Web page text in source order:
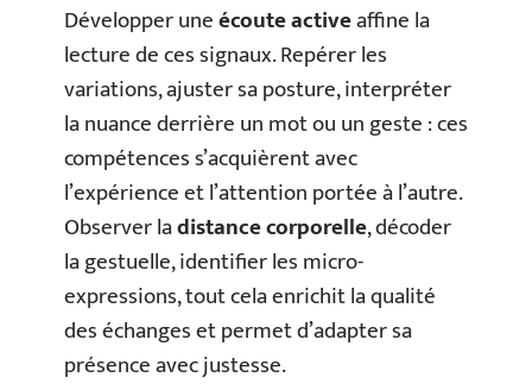
Développer uneécoute activeaffine la
lecture de ces signaux. Repérer les
variations, ajuster sa posture, interpréter
la nuance derrière un mot ou un geste : ces
compétences s’acquièrent avec
l’expérience et l’attention portée à l’autre.
Observer ladistance corporelle, décoder
la gestuelle, identifier les micro-
expressions, tout cela enrichit la qualité
des échanges et permet d’adapter sa
présence avec justesse.